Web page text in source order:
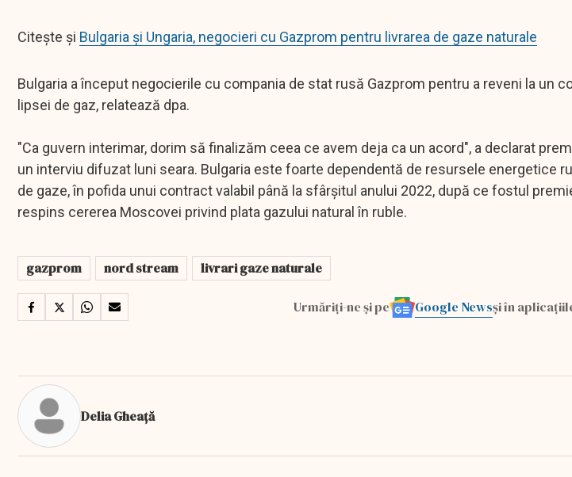
Citește și Bulgaria şi Ungaria, negocieri cu Gazprom pentru livrarea de gaze naturale
Bulgaria a început negocierile cu compania de stat rusă Gazprom pentru a reveni la un
lipsei de gaz, relatează dpa.
"Ca guvern interimar, dorim să finalizăm ceea ce avem deja ca un acord", a declarat
un interviu difuzat luni seara. Bulgaria este foarte dependentă de resursele energetice
de gaze, în pofida unui contract valabil până la sfârşitul anului 2022, după ce fostul
respins cererea Moscovei privind plata gazului natural în ruble.
gazprom nord stream livrari gaze naturale
Urmăriți-ne și pe Google Newsși în
Delia Gheață